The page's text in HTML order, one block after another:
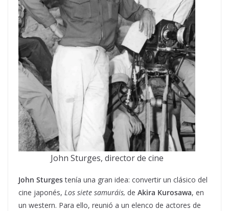
John Sturges, director de cine
John Sturgestenía una gran idea: convertir un clásico del
cine japonés, Los siete samuráis, de Akira Kurosawa, en
un western. Para ello, reunió a un elenco de actores de